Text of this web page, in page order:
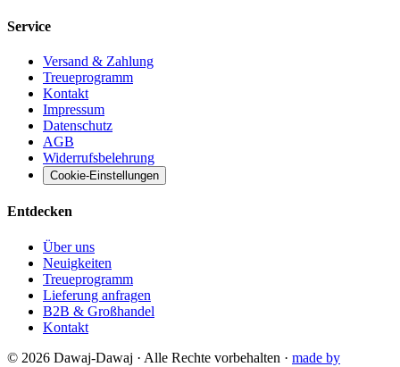
Service
Versand & Zahlung
Treueprogramm
Kontakt
Impressum
Datenschutz
AGB
Widerrufsbelehrung
Cookie-Einstellungen
Entdecken
Über uns
Neuigkeiten
Treueprogramm
Lieferung anfragen
B2B & Großhandel
Kontakt
© 2026 Dawaj-Dawaj · Alle Rechte vorbehalten · made by